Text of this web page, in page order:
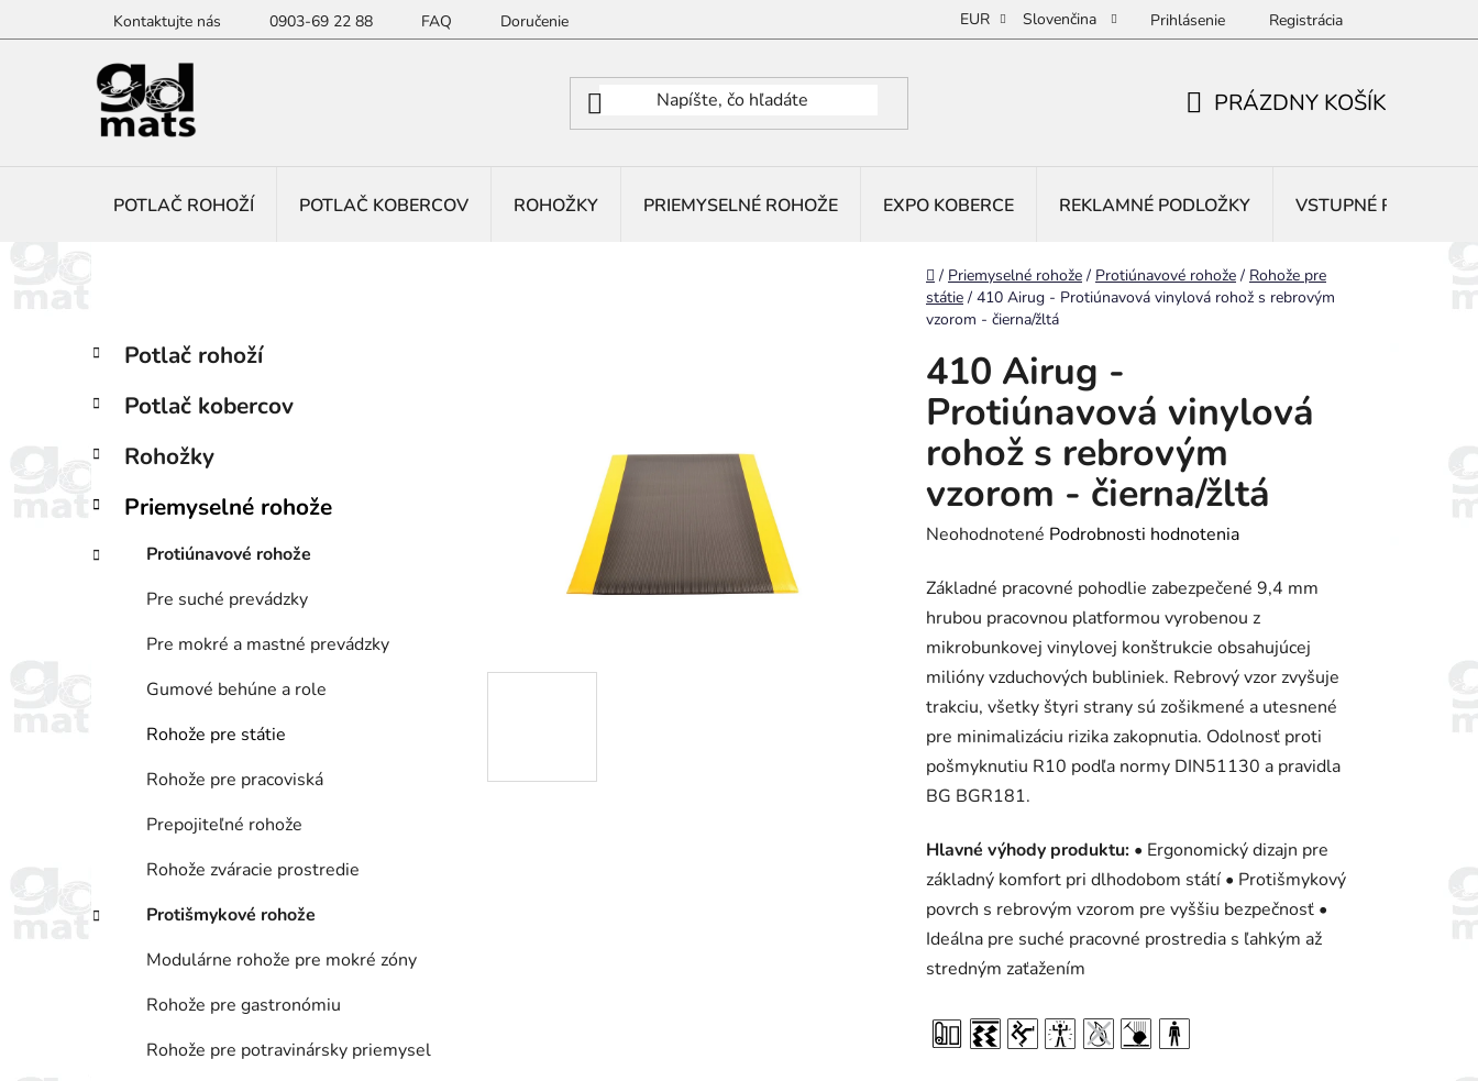
na
Kontaktujte nás 0903-69 22 88 FAQ Doručenie EUR Slovenčina Prihlásenie Registrácia
PRÁZDNY KOŠÍK
POTLAČ ROHOŽÍ POTLAČ KOBERCOV ROHOŽKY PRIEMYSELNÉ ROHOŽE EXPO KOBERCE REKLAMNÉ PODLOŽKY VSTUPNÉ ROHOŽE
Domov
/ Priemyselné rohože / Protiúnavové rohože / Rohože pre
státie / 410 Airug - Protiúnavová vinylová rohož s rebrovým
vzorom - čierna/žltá
B
č
ý
a
n
e
Preskočiť
kategórie
K
a
e
ó
i
Potlač rohoží
Potlač kobercov
Rohožky
Priemyselné rohože
Protiúnavové rohože
Pre suché prevádzky
Pre mokré a mastné prevádzky
Gumové behúne a role
Rohože pre státie
Rohože pre pracoviská
Prepojiteľné rohože
Rohože zváracie prostredie
Protišmykové rohože
Modulárne rohože pre mokré zóny
Rohože pre gastronómiu
Rohože pre potravinársky priemysel
410 Airug -
Protiúnavová vinylová
rohož s rebrovým
vzorom - čierna/žltá
Priemerné
produktu
je
0,0
z
5
hviezdičiek.
Neohodnotené Podrobnosti hodnotenia
Základné pracovné pohodlie zabezpečené 9,4 mm
hrubou pracovnou platformou vyrobenou z
mikrobunkovej vinylovej konštrukcie obsahujúcej
milióny vzduchových bubliniek. Rebrový vzor zvyšuje
trakciu, všetky štyri strany sú zošikmené a utesnené
pre minimalizáciu rizika zakopnutia. Odolnosť proti
pošmyknutiu R10 podľa normy DIN51130 a pravidla
BG BGR181.
Hlavné výhody produktu: • Ergonomický dizajn pre
základný komfort pri dlhodobom státí • Protišmykový
povrch s rebrovým vzorom pre vyššiu bezpečnosť •
Ideálna pre suché pracovné prostredia s ľahkým až
stredným zaťažením